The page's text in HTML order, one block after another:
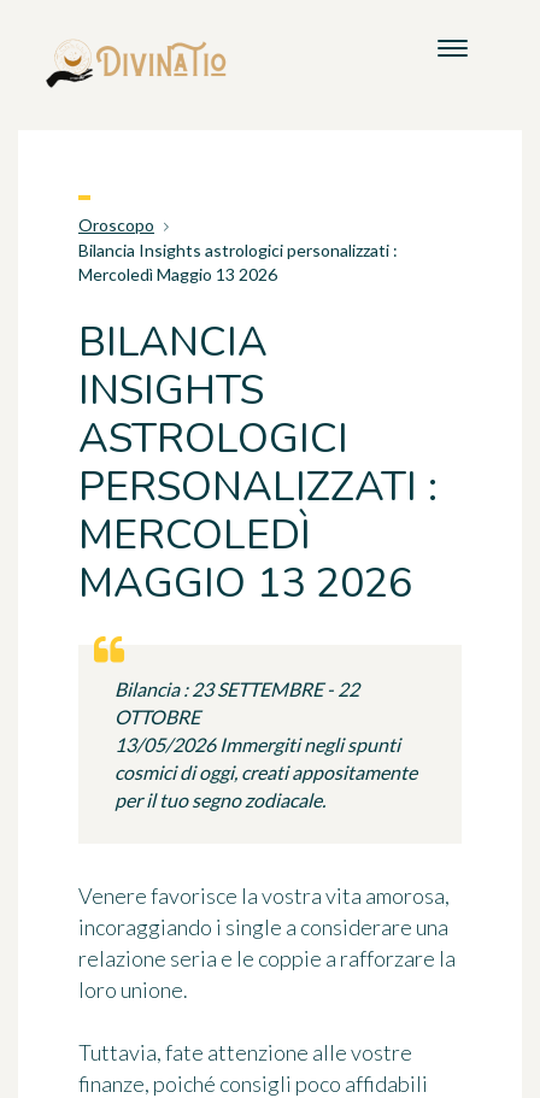
Oroscopo
Bilancia Insights astrologici personalizzati :
Mercoledì Maggio 13 2026
BILANCIA
INSIGHTS
ASTROLOGICI
PERSONALIZZATI :
MERCOLEDÌ
MAGGIO 13 2026
Bilancia : 23 SETTEMBRE - 22
OTTOBRE
13/05/2026 Immergiti negli spunti
cosmici di oggi, creati appositamente
per il tuo segno zodiacale.
Venere favorisce la vostra vita amorosa,
incoraggiando i single a considerare una
relazione seria e le coppie a rafforzare la
loro unione.
Tuttavia, fate attenzione alle vostre
finanze, poiché consigli poco affidabili